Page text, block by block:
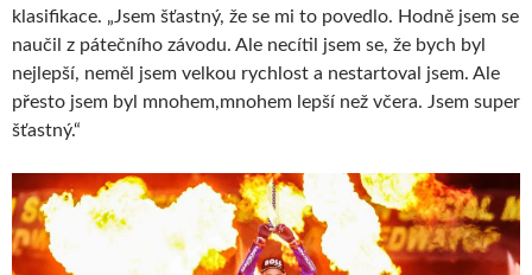
klasifikace. „Jsem šťastný, že se mi to povedlo. Hodně jsem se
naučil z pátečního závodu. Ale necítil jsem se, že bych byl
nejlepší, neměl jsem velkou rychlost a nestartoval jsem. Ale
přesto jsem byl mnohem,mnohem lepší než včera. Jsem super
šťastný.“